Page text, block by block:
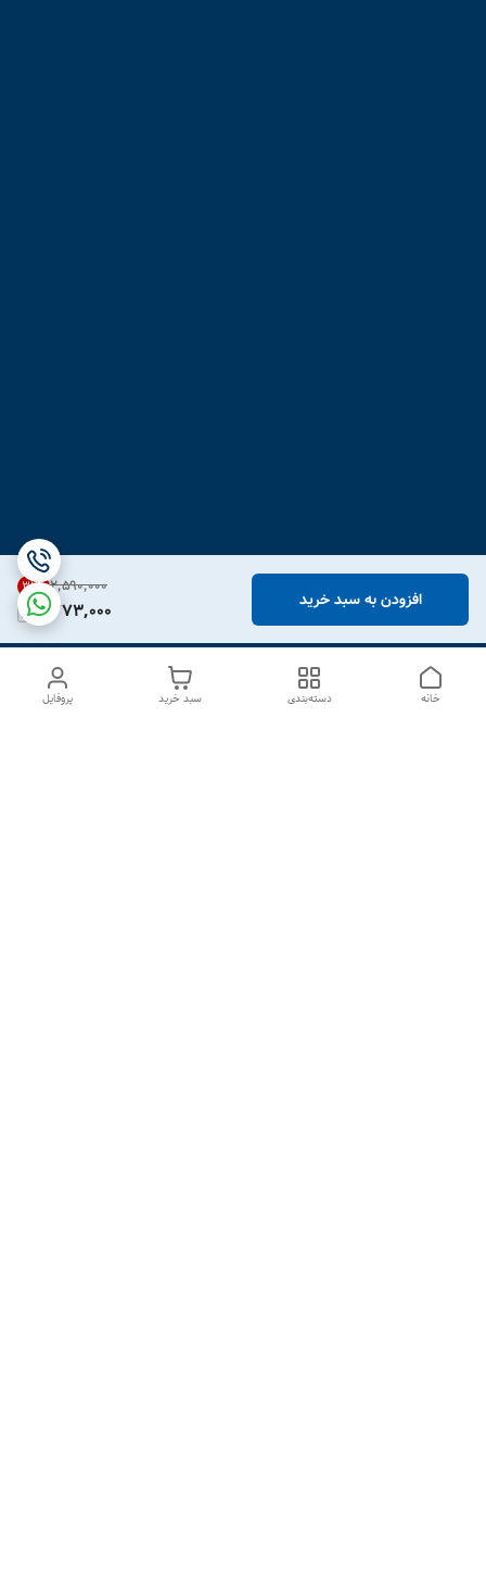
۲٬۵۹۰٬۰۰۰ 31%
1,773,000 افزودن به سبد خرید
پروفایل سبد خرید دسته‌بندی خانه